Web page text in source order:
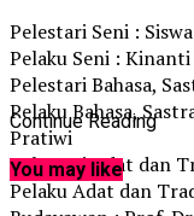
Pelestari Seni :
Pelaku Seni : Kinanti
Pelestari Bahasa,
Pelaku Bahasa,
Pratiwi
Pelestari Adat dan
Pelaku Adat dan
Continue Reading
You may like